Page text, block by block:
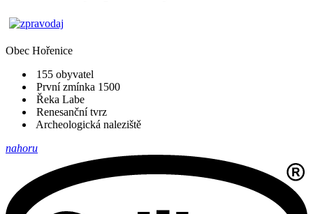
Obec Hořenice
155 obyvatel
První zmínka 1500
Řeka Labe
Renesanční tvrz
Archeologická naleziště
nahoru